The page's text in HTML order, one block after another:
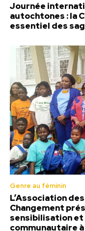
Journée
autochtones : la
essentiel des
Genre au féminin
L’Association
Changement
sensibilisation et
communautaire à